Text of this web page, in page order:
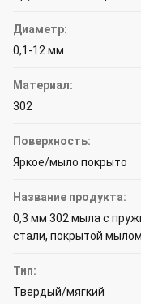
Диаметр:
0,1-12 мм
Материал:
302
Поверхность:
Яркое/мыло покрыто
Название продукта:
0,3 мм 302 мыла с
стали, покрытой
Тип:
Твердый/мягкий